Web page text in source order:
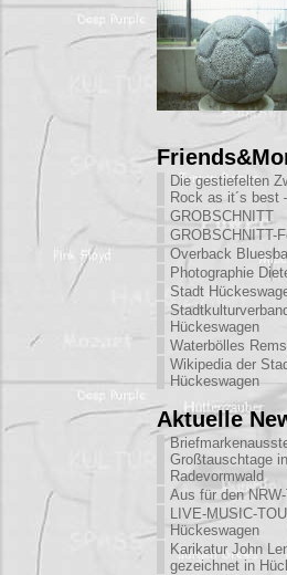
Die gestiefelten
Rock as it´s best
GROBSCHNITT
GROBSCHNITT-
Overback
Photographie
Stadt
Hückeswagen
Waterbölles
Wikipedia der
Hückeswagen
Aktuelle
Großtauschtage in
Radevormwald
Aus für den
LIVE-MUSIC-
Hückeswagen
Karikatur John
gezeichnet in